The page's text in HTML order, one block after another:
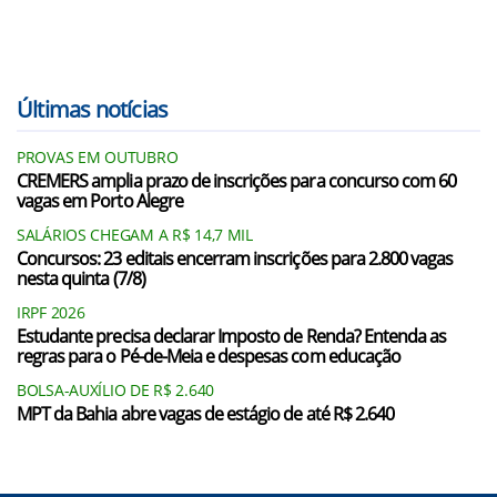
Últimas notícias
PROVAS EM OUTUBRO
CREMERS amplia prazo de inscrições para concurso com 60
vagas em Porto Alegre
SALÁRIOS CHEGAM A R$ 14,7 MIL
Concursos: 23 editais encerram inscrições para 2.800 vagas
nesta quinta (7/8)
IRPF 2026
Estudante precisa declarar Imposto de Renda? Entenda as
regras para o Pé-de-Meia e despesas com educação
BOLSA-AUXÍLIO DE R$ 2.640
MPT da Bahia abre vagas de estágio de até R$ 2.640